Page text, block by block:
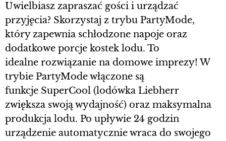
Uwielbiasz zapraszać gości i urządzać
przyjęcia? Skorzystaj z trybu PartyMode,
który zapewnia schłodzone napoje oraz
dodatkowe porcje kostek lodu. To
idealne rozwiązanie na domowe imprezy! W
trybie PartyMode włączone są
funkcje SuperCool (lodówka Liebherr
zwiększa swoją wydajność) oraz maksymalna
produkcja lodu. Po upływie 24 godzin
urządzenie automatycznie wraca do swojego